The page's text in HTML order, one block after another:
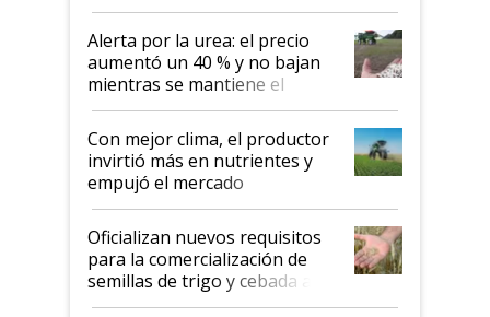
Alerta por la urea: el precio
aumentó un 40 % y no bajan
mientras se mantiene el
conflicto en Medio Oriente
Con mejor clima, el productor
invirtió más en nutrientes y
empujó el mercado
Oficializan nuevos requisitos
para la comercialización de
semillas de trigo y cebada a
granel